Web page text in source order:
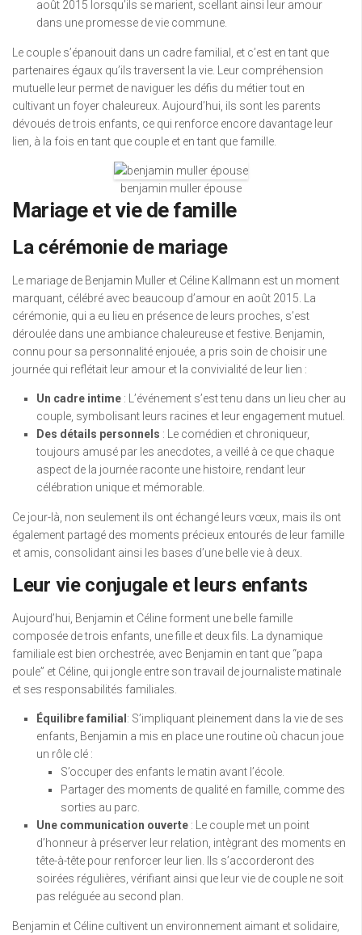
août 2015 lorsqu’ils se marient, scellant ainsi leur amour
dans une promesse de vie commune.
Le couple s’épanouit dans un cadre familial, et c’est en tant que
partenaires égaux qu’ils traversent la vie. Leur compréhension
mutuelle leur permet de naviguer les défis du métier tout en
cultivant un foyer chaleureux. Aujourd’hui, ils sont les parents
dévoués de trois enfants, ce qui renforce encore davantage leur
lien, à la fois en tant que couple et en tant que famille.
benjamin muller épouse
Mariage et vie de famille
La cérémonie de mariage
Le mariage de Benjamin Muller et Céline Kallmann est un moment
marquant, célébré avec beaucoup d’amour en août 2015. La
cérémonie, qui a eu lieu en présence de leurs proches, s’est
déroulée dans une ambiance chaleureuse et festive. Benjamin,
connu pour sa personnalité enjouée, a pris soin de choisir une
journée qui reflétait leur amour et la convivialité de leur lien :
Un cadre intime : L’événement s’est tenu dans un lieu cher au
couple, symbolisant leurs racines et leur engagement mutuel.
Des détails personnels : Le comédien et chroniqueur,
toujours amusé par les anecdotes, a veillé à ce que chaque
aspect de la journée raconte une histoire, rendant leur
célébration unique et mémorable.
Ce jour-là, non seulement ils ont échangé leurs vœux, mais ils ont
également partagé des moments précieux entourés de leur famille
et amis, consolidant ainsi les bases d’une belle vie à deux.
Leur vie conjugale et leurs enfants
Aujourd’hui, Benjamin et Céline forment une belle famille
composée de trois enfants, une fille et deux fils. La dynamique
familiale est bien orchestrée, avec Benjamin en tant que “papa
poule” et Céline, qui jongle entre son travail de journaliste matinale
et ses responsabilités familiales.
Équilibre familial : S’impliquant pleinement dans la vie de ses
enfants, Benjamin a mis en place une routine où chacun joue
un rôle clé :
S’occuper des enfants le matin avant l’école.
Partager des moments de qualité en famille, comme des
sorties au parc.
Une communication ouverte : Le couple met un point
d’honneur à préserver leur relation, intègrant des moments en
tête-à-tête pour renforcer leur lien. Ils s’accorderont des
soirées régulières, vérifiant ainsi que leur vie de couple ne soit
pas reléguée au second plan.
Benjamin et Céline cultivent un environnement aimant et solidaire,